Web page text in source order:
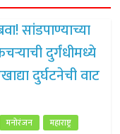
मनोरंजन महाराष्ट्र